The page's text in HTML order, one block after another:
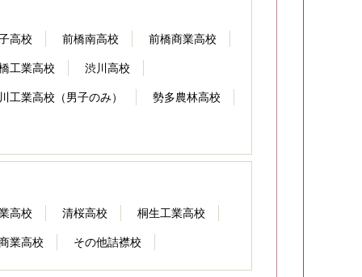
高校 前橋南高校 前橋商業高校
工業高校 渋川高校
工業高校（男子のみ） 勢多農林高校
高校 清桜高校 桐生工業高校
業高校 その他詰襟校